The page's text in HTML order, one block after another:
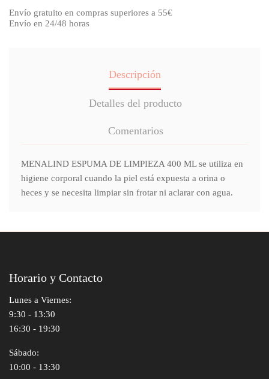
Envío gratuito en compras superiores a 55€
Envío en 24/48 horas
Descripción
Detalles del producto
Comentarios
MENALIND ESPUMA DE LIMPIEZA 400 ML se utiliza en
higiene corporal cuando la piel está expuesta a orina o
heces y se necesita limpiar sin frotar ni aclarar con agua.
Horario y Contacto
Lunes a Viernes:
9:30 - 13:30
16:30 - 19:30
Sábado:
10:00 - 13:30